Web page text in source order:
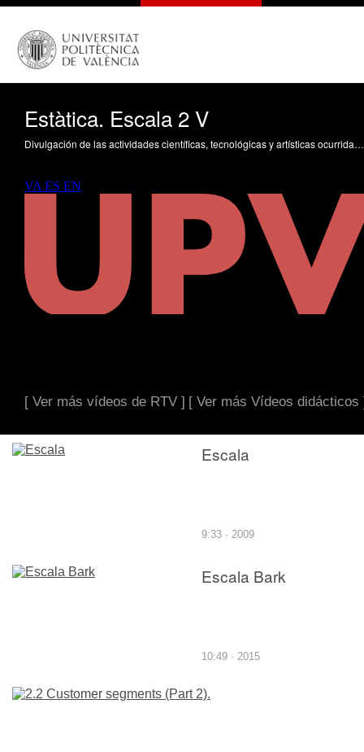
Estàtica. Escala 2 V
Divulgación de las actividades científicas, tecnológicas y artísticas ocurridas en los tres campus de la UPV
[ Ver más vídeos de RTV ] [ Ver más Vídeos didácticos
Escala
9:33 · 2009
Escala Bark
10:49 · 2015